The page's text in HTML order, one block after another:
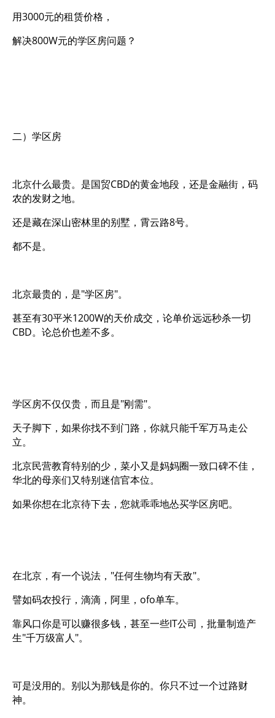
用3000元的租赁价格，
解决800W元的学区房问题？
二）学区房
北京什么最贵。是国贸CBD的黄金地段，还是金融街，码
农的发财之地。
还是藏在深山密林里的别墅，霄云路8号。
都不是。
北京最贵的，是"学区房"。
甚至有30平米1200W的天价成交，论单价远远秒杀一切
CBD。论总价也差不多。
学区房不仅仅贵，而且是"刚需"。
天子脚下，如果你找不到门路，你就只能千军万马走公
立。
北京民营教育特别的少，菜小又是妈妈圈一致口碑不佳，
华北的母亲们又特别迷信官本位。
如果你想在北京待下去，您就乖乖地怂买学区房吧。
在北京，有一个说法，"任何生物均有天敌"。
譬如码农投行，滴滴，阿里，ofo单车。
靠风口你是可以赚很多钱，甚至一些IT公司，批量制造产
生"千万级富人"。
可是没用的。别以为那钱是你的。你只不过一个过路财
神。